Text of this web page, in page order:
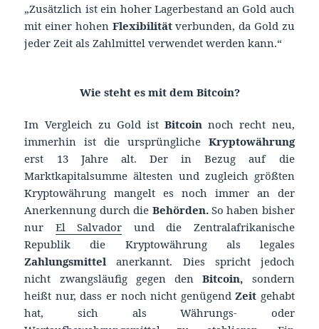
„Zusätzlich ist ein hoher Lagerbestand an Gold auch
mit einer hohen Flexibilitätverbunden, da Gold zu
jeder Zeit als Zahlmittel verwendet werden kann.“
Wie steht es mit dem Bitcoin?
Im Vergleich zu Gold istBitcoin noch recht neu,
immerhin ist die ursprüngliche Kryptowährung
erst 13 Jahre alt. Der in Bezug auf die
Marktkapitalsumme ältesten und zugleich größten
Kryptowährung mangelt es noch immer an der
Anerkennung durch die Behörden.So haben bisher
nur El Salvador und die Zentralafrikanische
Republik die Kryptowährung als legales
Zahlungsmittel anerkannt. Dies spricht jedoch
nicht zwangsläufig gegen denBitcoin, sondern
heißt nur, dass er noch nicht genügend Zeit gehabt
hat, sich als Währungs- oder